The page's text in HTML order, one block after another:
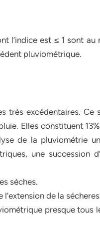
l’indice est ≤ 1 sont au
pluviométrique.
très excédentaires. Ce
Elles constituent
de la pluviométrie
une succession
sèches.
de la
presque tous